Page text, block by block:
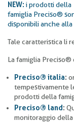
NEW: i prodotti della
famiglia Preciso®
disponibili anche
Tale caratteristica li
La famiglia Preciso®
Preciso® italia:
tempestivamente
prodotti della
Preciso® land :
monitoraggio della